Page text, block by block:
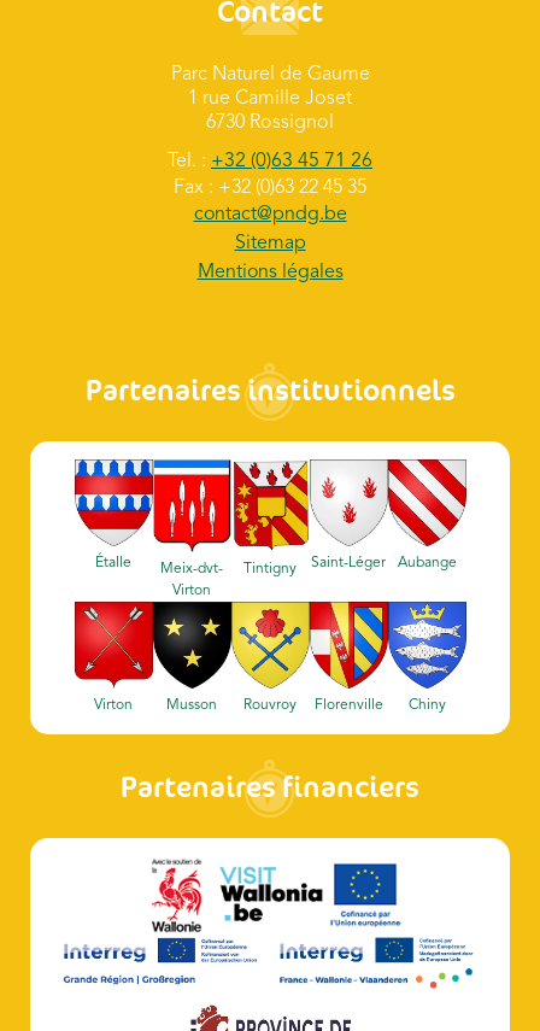
Contact
Parc Naturel de Gaume
1 rue Camille Joset
6730 Rossignol
Tel. : +32 (0)63 45 71 26
Fax : +32 (0)63 22 45 35
contact@pndg.be
Sitemap
Mentions légales
Partenaires institutionnels
Étalle
Meix-dvt-
Virton
Tintigny Saint-Léger Aubange
Virton Musson Rouvroy Florenville Chiny
Partenaires financiers